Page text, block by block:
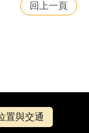
回上一頁
置與交通